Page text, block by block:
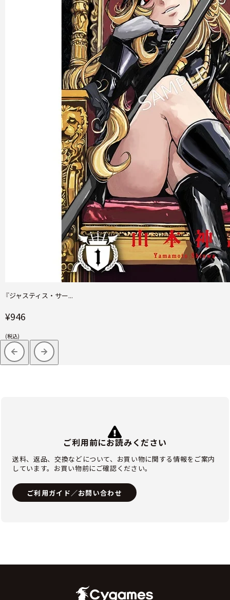
『ジャスティス・サー...
¥946
(税込)
ご利用前にお読みください
送料、返品、交換などについて、お買い物に関する情報をご案内
しています。お買い物前にご確認ください。
ご利用ガイド／お問い合わせ